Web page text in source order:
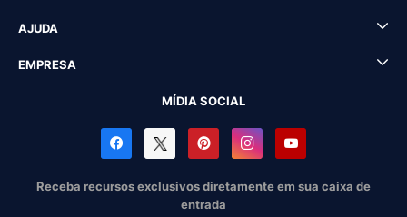
AJUDA
EMPRESA
MÍDIA SOCIAL
Receba recursos exclusivos diretamente em sua caixa de
entrada